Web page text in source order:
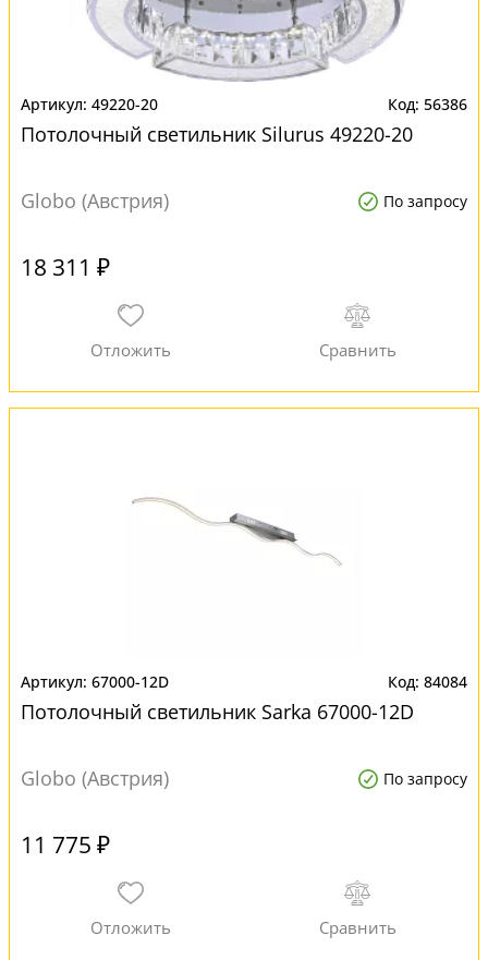
49220-20 56386
Потолочный светильник Silurus 49220-20
Globo (Австрия) По запросу
18 311 ₽
67000-12D 84084
Потолочный светильник Sarka 67000-12D
Globo (Австрия) По запросу
11 775 ₽